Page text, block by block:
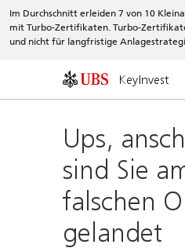
Im Durchschnitt erleiden 7 von 10
mit Turbo-Zertifikaten. Turbo-
und nicht für langfristige
KeyInvest
Ups,
sind Sie
falschen
gelandet